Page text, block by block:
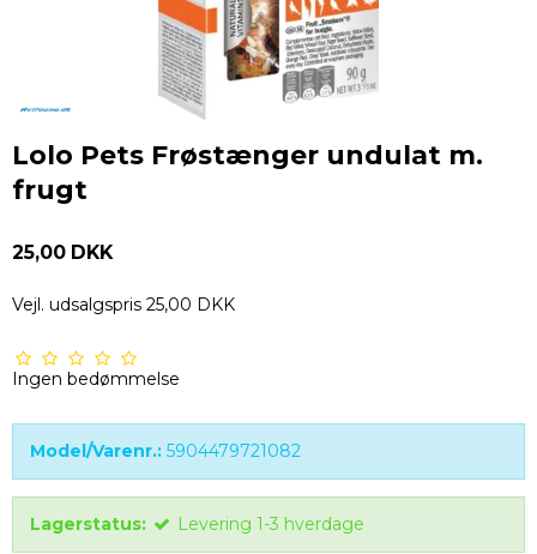
Lolo Pets Frøstænger undulat m.
frugt
25,00 DKK
Vejl. udsalgspris 25,00 DKK
Ingen bedømmelse
Model/Varenr.: 5904479721082
Lagerstatus: Levering 1-3 hverdage